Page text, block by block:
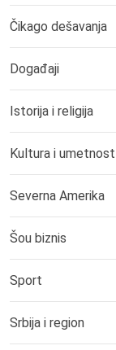
Čikago dešavanja
Događaji
Istorija i religija
Kultura i umetnost
Severna Amerika
Šou biznis
Sport
Srbija i region